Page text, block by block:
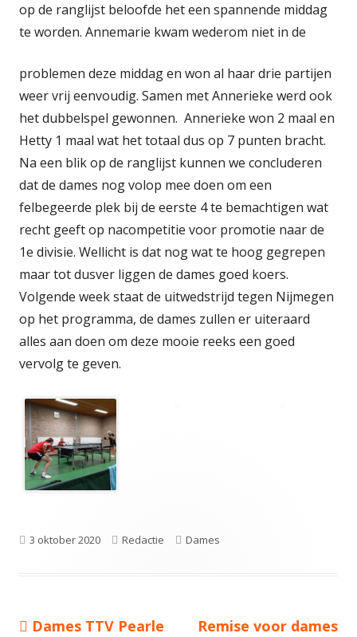
op de ranglijst beloofde het een spannende middag
te worden. Annemarie kwam wederom niet in de
problemen deze middag en won al haar drie partijen
weer vrij eenvoudig. Samen met Annerieke werd ook
het dubbelspel gewonnen. Annerieke won 2 maal en
Hetty 1 maal wat het totaal dus op 7 punten bracht.
Na een blik op de ranglijst kunnen we concluderen
dat de dames nog volop mee doen om een
felbegeerde plek bij de eerste 4 te bemachtigen wat
recht geeft op nacompetitie voor promotie naar de
1e divisie. Wellicht is dat nog wat te hoog gegrepen
maar tot dusver liggen de dames goed koers.
Volgende week staat de uitwedstrijd tegen Nijmegen
op het programma, de dames zullen er uiteraard
alles aan doen om deze mooie reeks een goed
vervolg te geven.
Gepubliceerd
3 oktober 2020 Auteur
Redactie Categorieën
Dames
Bericht
Vorige
Dames TTV Pearle Volgende
Remise voor dames